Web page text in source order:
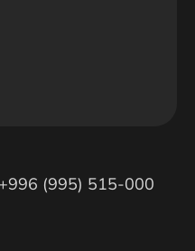
+996 (995) 515-000